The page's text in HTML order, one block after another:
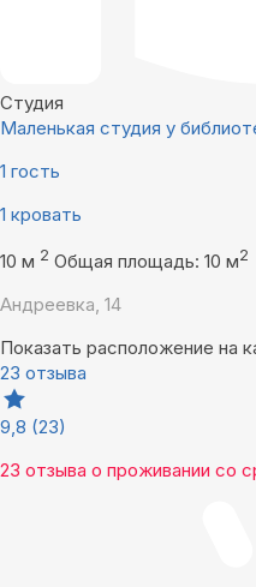
Студия
Маленькая студия у
1 гость
1 кровать
10 м 2 Общая площадь: 10 м2
Андреевка, 14
Показать расположение на
23 отзыва
9,8 (23)
23 отзыва о проживании со